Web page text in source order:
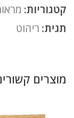
קטגוריות:
תגית: ריהוט
מוצרים